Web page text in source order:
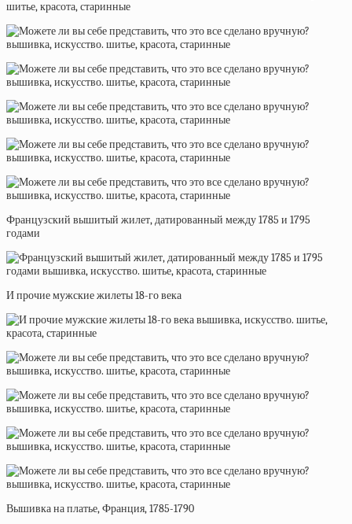
Французский вышитый жилет, датированный между 1785 и 1795
годами
И прочие мужские жилеты 18-го века
Вышивка на платье, Франция, 1785-1790